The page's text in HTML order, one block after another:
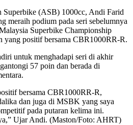
Superbike (ASB) 1000cc, Andi Farid
meraih podium pada seri sebelumnya
Superbike Championship
yang positif bersama CBR1000RR-R.
untuk menghadapi seri di akhir
57 poin dan berada di
bersama CBR1000RR-R,
dan juga di MSBK yang saya
pada putaran kelima ini.
Ujar Andi. (Maston/Foto: AHRT)